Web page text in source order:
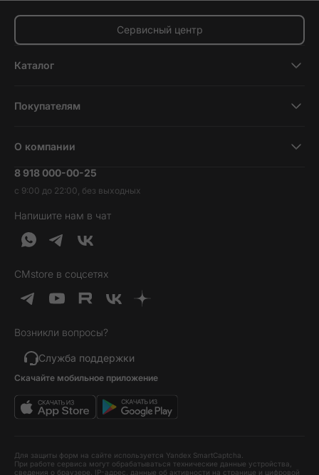
Сервисный центр
Каталог
Планшеты
Наушники и колонки
Гаджеты
Услуги и софт
Идеи подарков
Товары дня
Выгодные комплекты
Хиты продаж
Уценка
Покупателям
Трейд-ин
Гарантия и возврат
Доставка и оплата
Кредит и рассрочка
О компании
Вакансии
Контакты
Обратная связь
О нас
8 918 000-00-25
с 9:00 до 22:00, без выходных
Напишите нам в чат
CMstore в соцсетях
Возникли вопросы?
Служба поддержки
Скачайте мобильное приложение
Для защиты форм на сайте используется Yandex SmartCaptcha.
При работе сервиса могут обрабатываться технические данные устройства,
сведения о браузере, IP-адрес, данные об активности на странице и цифровой